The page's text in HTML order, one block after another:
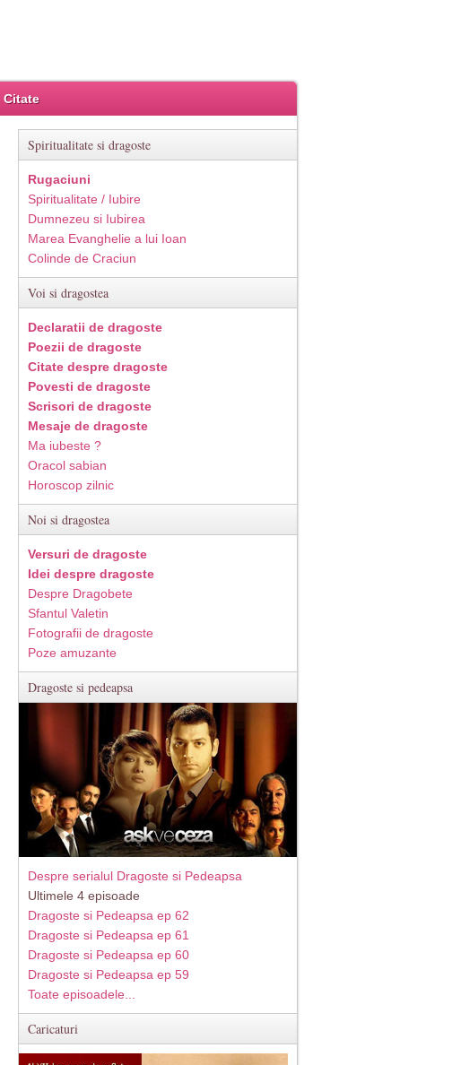
Citate
Spiritualitate si dragoste
Rugaciuni
Spiritualitate / Iubire
Dumnezeu si Iubirea
Marea Evanghelie a lui Ioan
Colinde de Craciun
Voi si dragostea
Declaratii de dragoste
Poezii de dragoste
Citate despre dragoste
Povesti de dragoste
Scrisori de dragoste
Mesaje de dragoste
Ma iubeste ?
Oracol sabian
Horoscop zilnic
Noi si dragostea
Versuri de dragoste
Idei despre dragoste
Despre Dragobete
Sfantul Valetin
Fotografii de dragoste
Poze amuzante
Dragoste si pedeapsa
Despre serialul Dragoste si Pedeapsa
Ultimele 4 episoade
Dragoste si Pedeapsa ep 62
Dragoste si Pedeapsa ep 61
Dragoste si Pedeapsa ep 60
Dragoste si Pedeapsa ep 59
Toate episoadele...
Caricaturi